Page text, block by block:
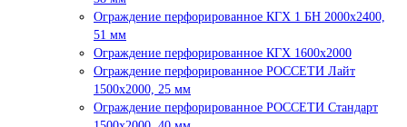
Ограждение перфорированное КГХ 1 БН 2000х2400,
51 мм
Ограждение перфорированное КГХ 1600х2000
Ограждение перфорированное РОССЕТИ Лайт
1500х2000, 25 мм
Ограждение перфорированное РОССЕТИ Стандарт